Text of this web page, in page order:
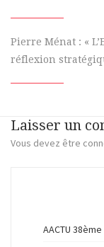
Pierre Ménat : «
réflexion
Laisser un
Vous devez être
AACTU 38ème